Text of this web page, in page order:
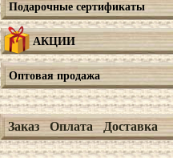
Подарочные сертификаты
АКЦИИ
Оптовая продажа
Заказ Оплата Доставка